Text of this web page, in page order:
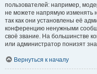
пользователей: например,
не можете напрямую изменять
так как они установлены её
конференцию ненужными
своё звание. На большинстве
или администратор понизят
Вернуться к началу